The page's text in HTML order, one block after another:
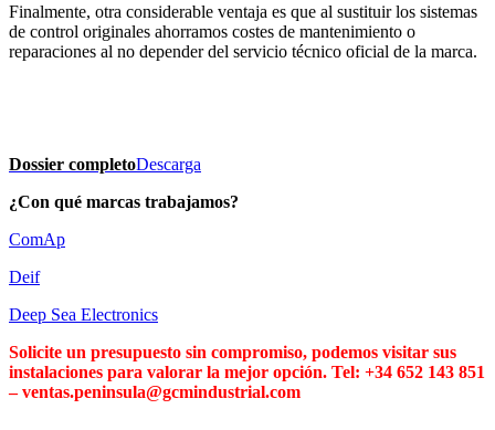
Finalmente, otra considerable ventaja es que al sustituir los sistemas
de control originales ahorramos costes de mantenimiento o
reparaciones al no depender del servicio técnico oficial de la marca.
Dossier completoDescarga
¿Con qué marcas trabajamos?
ComAp
Deif
Deep Sea Electronics
Solicite un presupuesto sin compromiso, podemos visitar sus
instalaciones para valorar la mejor opción. Tel: +34 652 143 851
– ventas.peninsula@gcmindustrial.com